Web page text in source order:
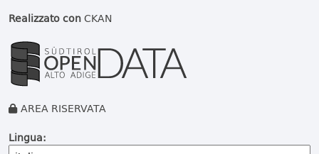
Realizzato conCKAN
AREA RISERVATA
Lingua